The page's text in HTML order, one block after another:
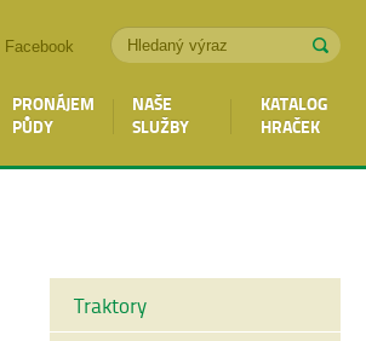
PRONÁJEM
PŮDY
NAŠE
SLUŽBY
KATALOG
HRAČEK
Facebook
Traktory